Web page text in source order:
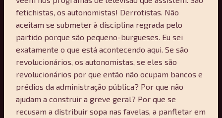
fetichistas, os autonomistas! Derrotistas. Não
aceitam se submeter à disciplina regrada pelo
partido porque são pequeno-burgueses. Eu sei
exatamente o que está acontecendo aqui. Se são
revolucionários, os autonomistas, se eles são
revolucionários por que então não ocupam bancos e
prédios da administração pública? Por que não
ajudam a construir a greve geral? Por que se
recusam a distribuir sopa nas favelas, a panfletar em